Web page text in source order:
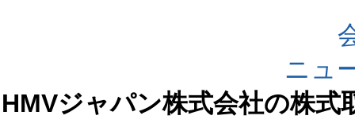
ニュ
HMVジャパン株式会社の株式